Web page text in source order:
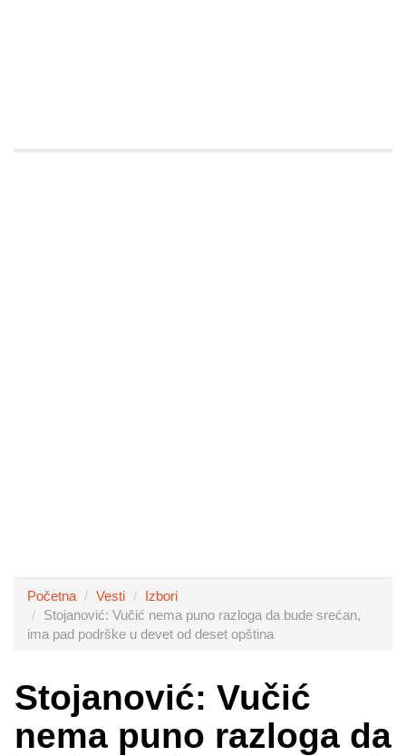
Početna Vesti
Izbori
Stojanović: Vučić nema puno razloga da bude srećan,
ima pad podrške u devet od deset opština
Stojanović: Vučić
nema puno razloga da